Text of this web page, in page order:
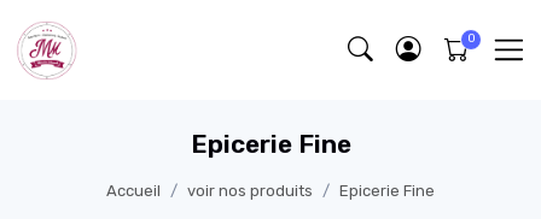
Epicerie Fine
Accueil voir nos produits Epicerie Fine